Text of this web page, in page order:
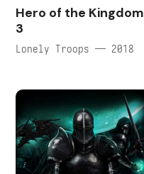
Hero of the Kingdom
3
Lonely Troops — 2018